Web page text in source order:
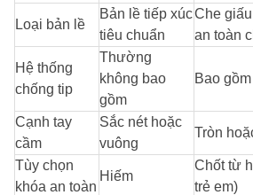
Loại bản lề
Bản lề tiếp xúc
tiêu chuẩn
Che
an toàn
Hệ thống
chống tip
Thường
không bao
gồm
Bao
Cạnh tay
cầm
Sắc nét hoặc
vuông
Tròn
Tùy chọn
khóa an toàn
Hiếm
Chốt từ
trẻ em)